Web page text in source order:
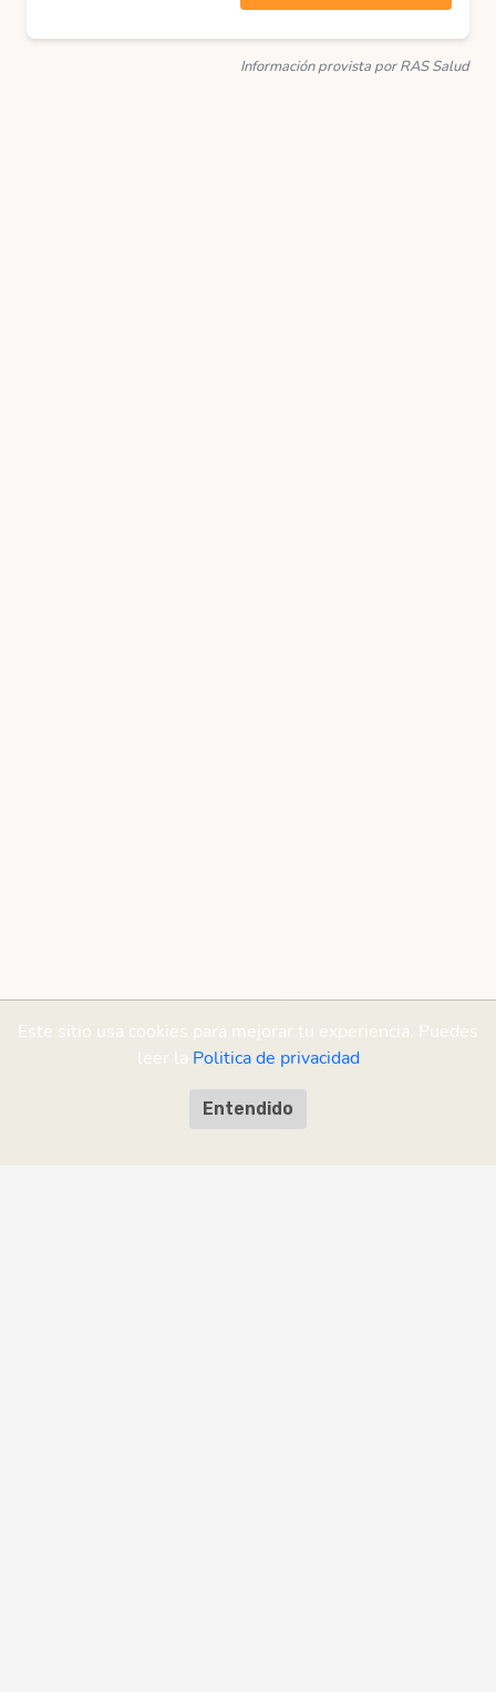
Información provista por RAS Salud
Este sitio usa cookies para mejorar tu experiencia. Puedes
leer la Politica de privacidad
Entendido